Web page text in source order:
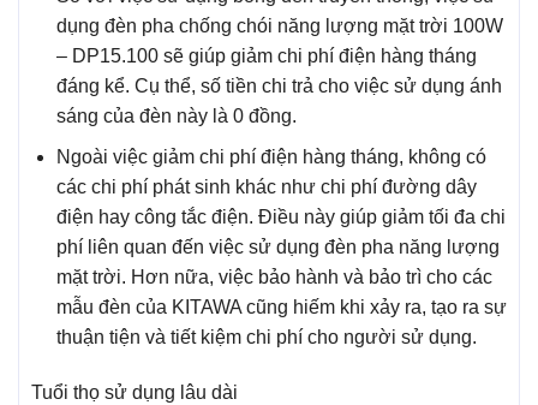
dụng đèn pha chống chói năng lượng mặt trời 100W
– DP15.100 sẽ giúp giảm chi phí điện hàng tháng
đáng kể. Cụ thể, số tiền chi trả cho việc sử dụng ánh
sáng của đèn này là 0 đồng.
Ngoài việc giảm chi phí điện hàng tháng, không có
các chi phí phát sinh khác như chi phí đường dây
điện hay công tắc điện. Điều này giúp giảm tối đa chi
phí liên quan đến việc sử dụng đèn pha năng lượng
mặt trời. Hơn nữa, việc bảo hành và bảo trì cho các
mẫu đèn của KITAWA cũng hiếm khi xảy ra, tạo ra sự
thuận tiện và tiết kiệm chi phí cho người sử dụng.
Tuổi thọ sử dụng lâu dài